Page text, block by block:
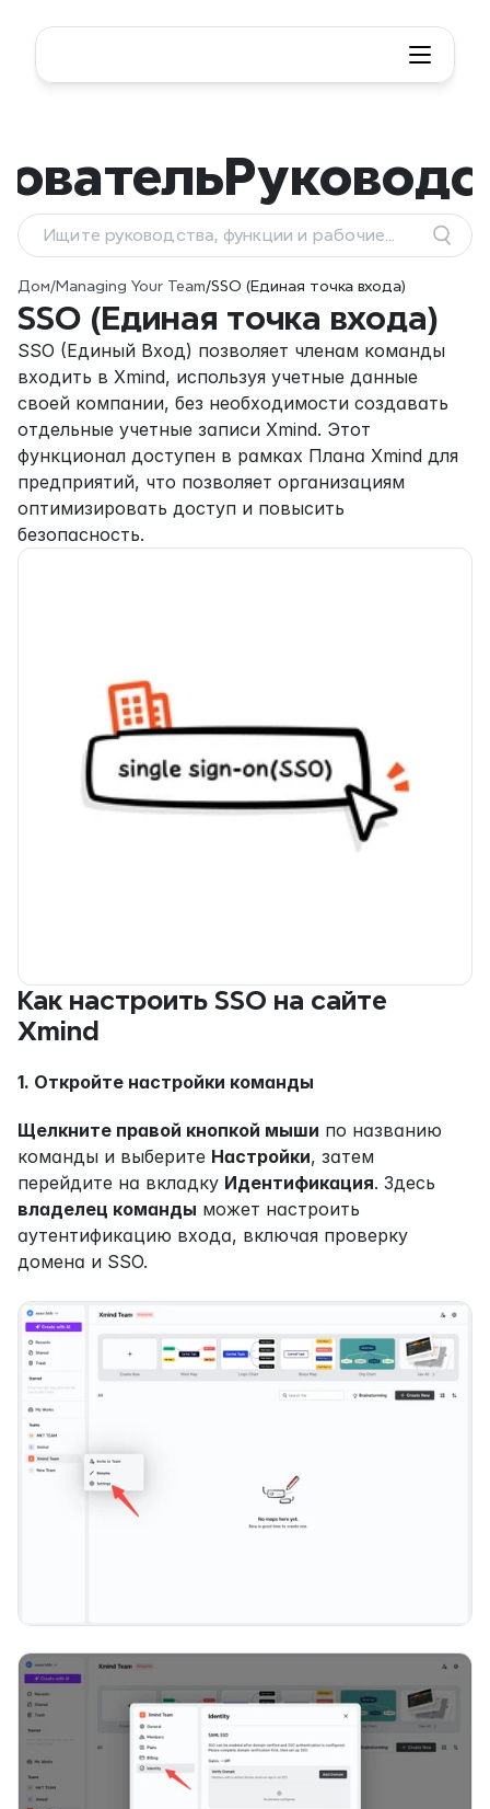
Дом/Managing Your Team/SSO (Единая точка входа)
SSO (Единая точка входа)
SSO (Единый Вход) позволяет членам команды
входить в Xmind, используя учетные данные
своей компании, без необходимости создавать
отдельные учетные записи Xmind. Этот
функционал доступен в рамках Плана Xmind для
предприятий, что позволяет организациям
оптимизировать доступ и повысить
безопасность.
Как настроить SSO на сайте
Xmind
1. Откройте настройки команды
Щелкните правой кнопкой мыши по названию
команды и выберите Настройки, затем
перейдите на вкладку Идентификация
владелец команды может настроить
аутентификацию входа, включая проверку
домена и SSO.
Ищите руководства, функции и рабочие
процессы